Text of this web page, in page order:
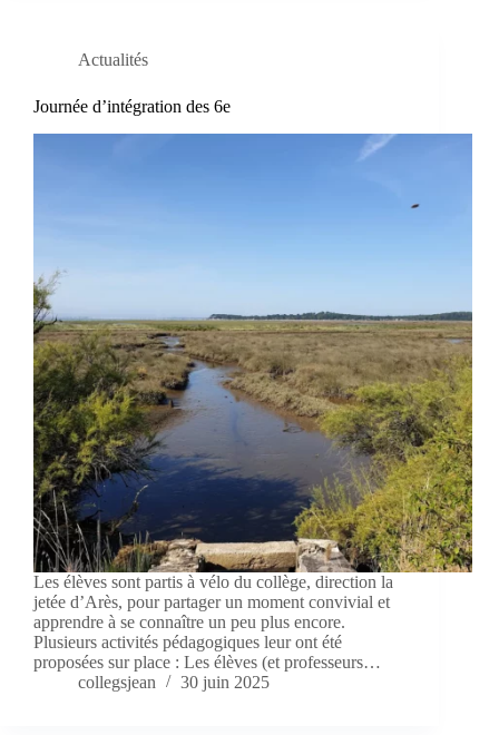
Actualités
Journée d’intégration des 6e
Les élèves sont partis à vélo du collège, direction la
jetée d’Arès, pour partager un moment convivial et
apprendre à se connaître un peu plus encore.
Plusieurs activités pédagogiques leur ont été
proposées sur place : Les élèves (et professeurs…
collegsjean
30 juin 2025